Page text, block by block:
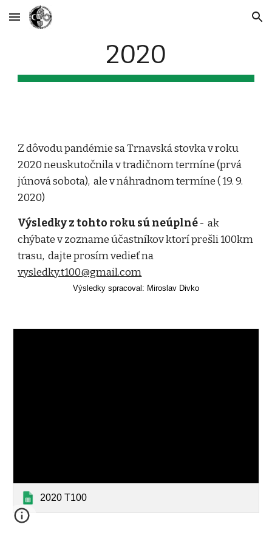
Skip to main content Skip to navigation
2020
Z dôvodu pandémie sa Trnavská stovka v roku
2020 neuskutočnila v tradičnom termíne (prvá
júnová sobota), ale v náhradnom termíne ( 19. 9.
2020)
Výsledky z tohto roku sú neúplné- ak
chýbate v zozname účastníkov ktorí prešli 100km
trasu, dajte prosím vedieť na
vysledky.t100@gmail.com
Výsledky spracoval: Miroslav Divko
2020 T100